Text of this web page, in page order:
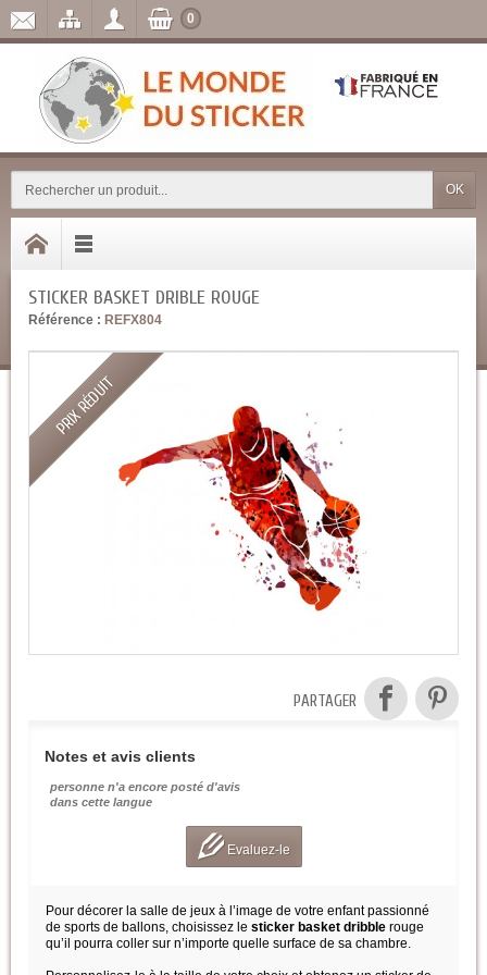
OK
0
STICKER BASKET DRIBLE ROUGE
Référence : REFX804
PRIX RÉDUIT
PARTAGER
Notes et avis clients
personne n'a encore posté d'avis
dans cette langue
Evaluez-le
Pour décorer la salle de jeux à l’image de votre enfant passionné
de sports de ballons, choisissez le sticker basket dribble rouge
qu’il pourra coller sur n’importe quelle surface de sa chambre.